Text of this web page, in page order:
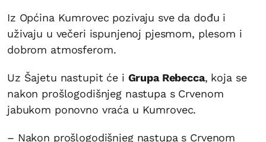
Iz Općina Kumrovec pozivaju sve da dođu i
uživaju u večeri ispunjenoj pjesmom, plesom i
dobrom atmosferom.
Uz Šajetu nastupit će i Grupa Rebecca, koja se
nakon prošlogodišnjeg nastupa s Crvenom
jabukom ponovno vraća u Kumrovec.
– Nakon prošlogodišnjeg nastupa s Crvenom